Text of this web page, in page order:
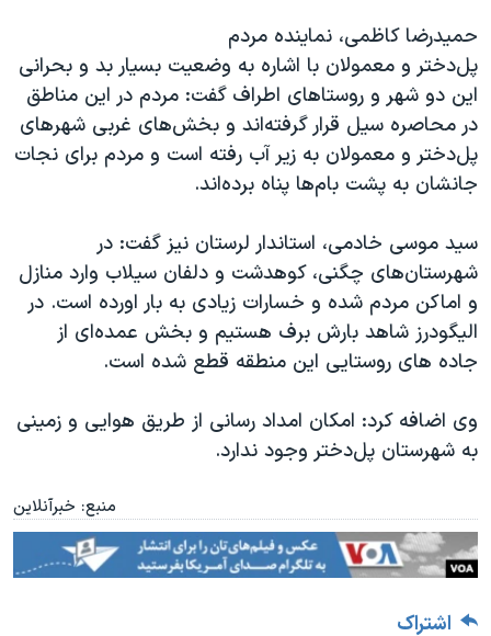
حمیدرضا کاظمی، نماینده مردم
پل‌دختر و معمولان با اشاره به وضعیت بسیار بد و بحرانی
این دو شهر و روستاهای اطراف گفت: مردم در این مناطق
در محاصره سیل قرار گرفته‌اند و بخش‌های غربی شهرهای
پل‌دختر و معمولان به زیر آب رفته است و مردم برای نجات
جانشان به پشت بام‌ها پناه برده‌اند.
سید موسی خادمی، استاندار لرستان نیز گفت: در
شهرستا‌ن‌های چگنی، کوهدشت و دلفان سیلاب وارد منازل
و اماکن مردم شده و خسارات زیادی به بار اورده است. در
الیگودرز شاهد بارش برف هستیم و بخش عمده‌ای از
جاده های روستایی این منطقه قطع شده است.
وی اضافه کرد: امکان امداد رسانی از طریق هوایی و زمینی
به شهرستان پل‌دختر وجود ندارد.
منبع: خبرآنلاین
اشتراک